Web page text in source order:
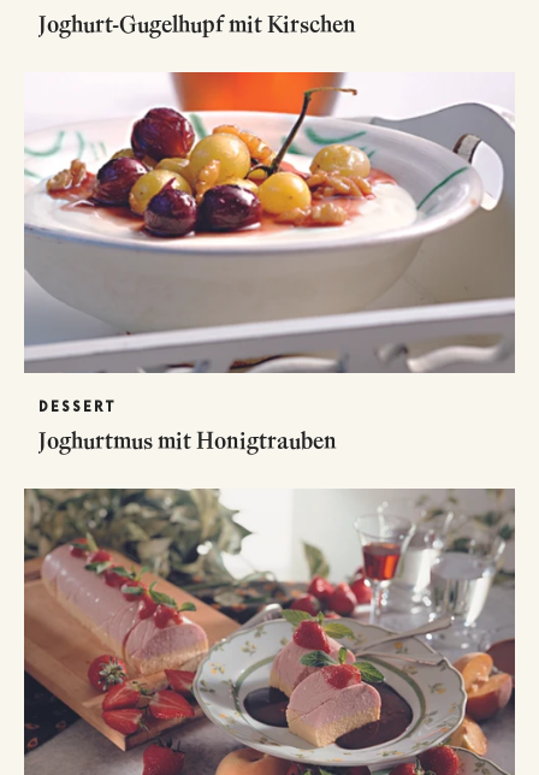
Joghurt-Gugelhupf mit Kirschen
DESSERT
Joghurtmus mit Honigtrauben